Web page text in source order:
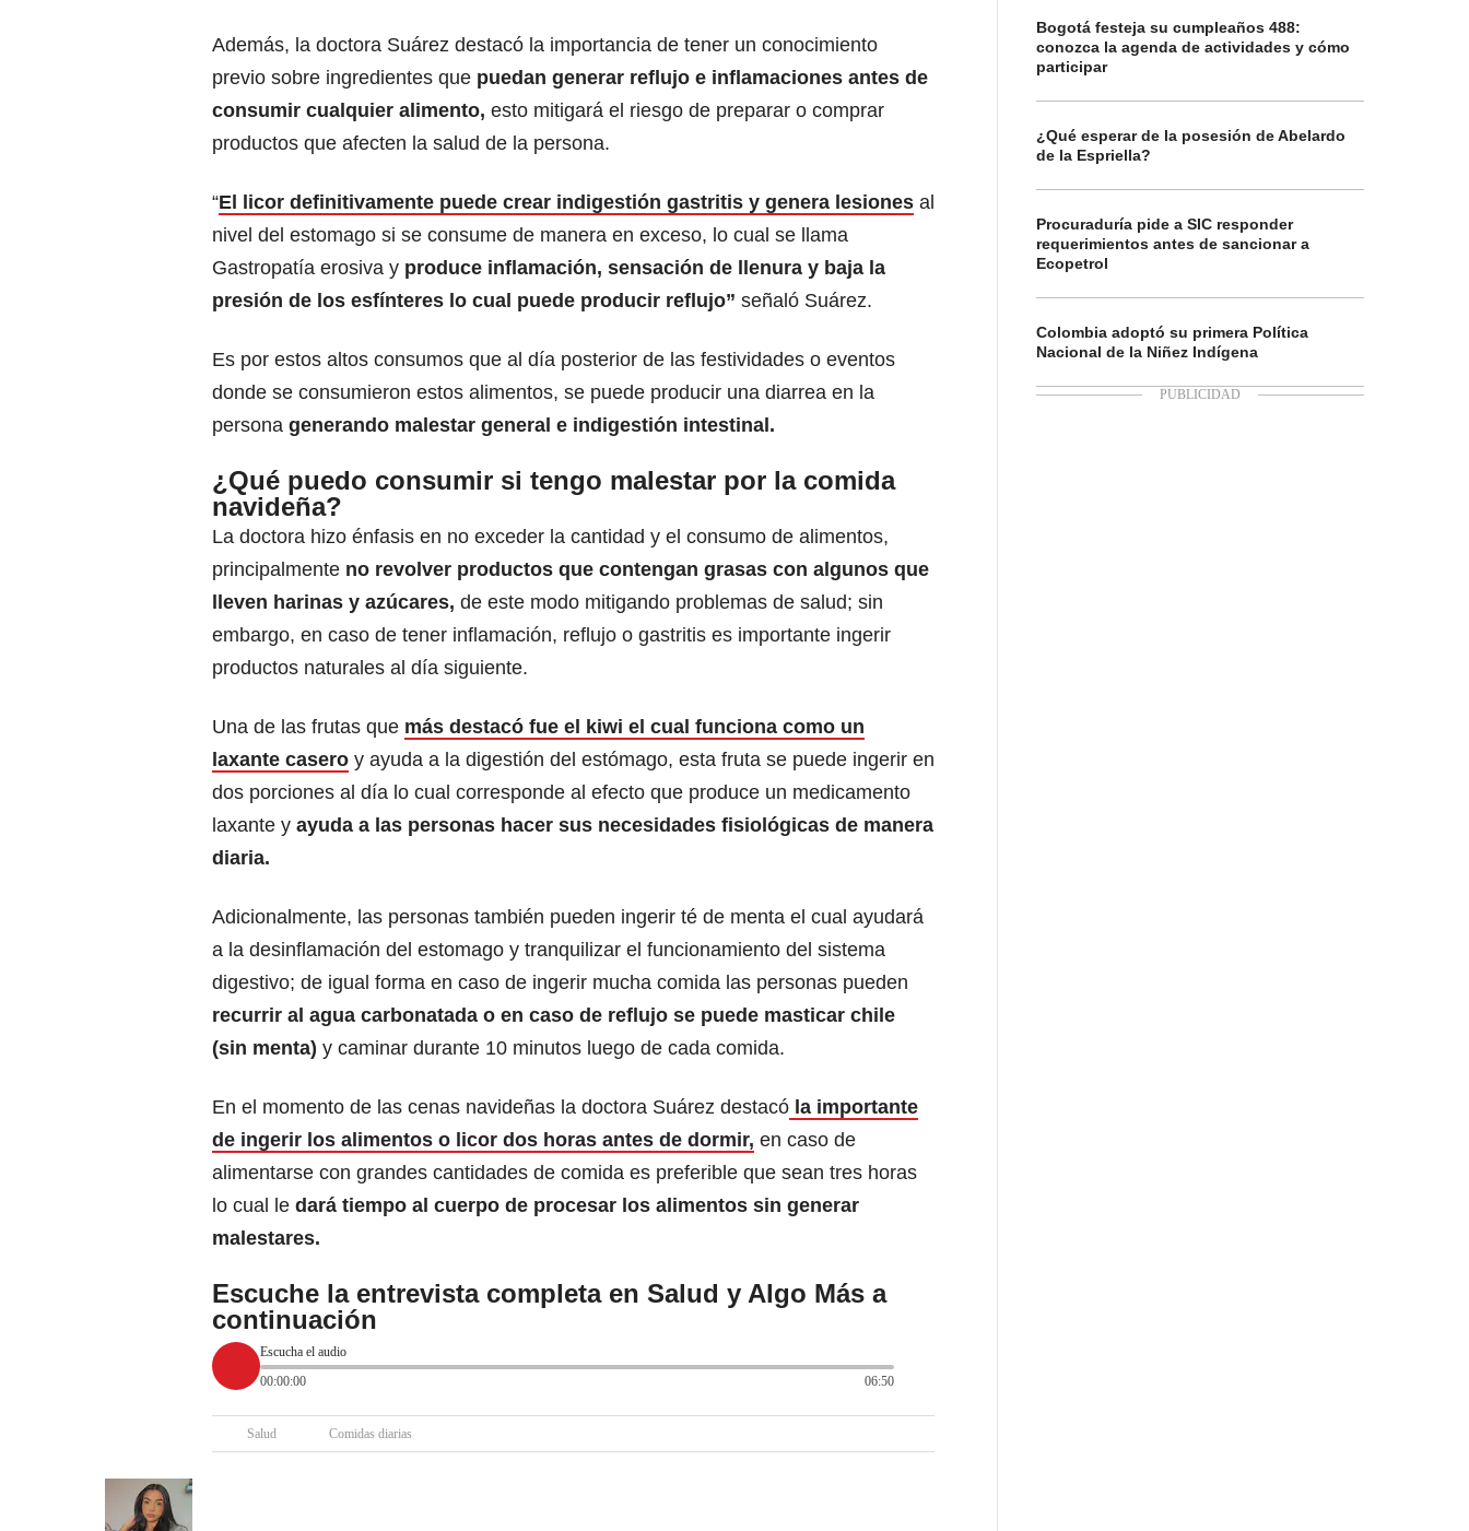
Además, la doctora Suárez destacó la importancia de tener un conocimiento
previo sobre ingredientes que puedan generar reflujo e inflamaciones antes de
consumir cualquier alimento, esto mitigará el riesgo de preparar o comprar
productos que afecten la salud de la persona.
“El licor definitivamente puede crear indigestión gastritis y genera lesiones al
nivel del estomago si se consume de manera en exceso, lo cual se llama
Gastropatía erosiva y produce inflamación, sensación de llenura y baja la
presión de los esfínteres lo cual puede producir reflujo” señaló Suárez.
Es por estos altos consumos que al día posterior de las festividades o eventos
donde se consumieron estos alimentos, se puede producir una diarrea en la
persona generando malestar general e indigestión intestinal.
¿Qué puedo consumir si tengo malestar por la comida
navideña?
La doctora hizo énfasis en no exceder la cantidad y el consumo de alimentos,
principalmente no revolver productos que contengan grasas con algunos que
lleven harinas y azúcares, de este modo mitigando problemas de salud; sin
embargo, en caso de tener inflamación, reflujo o gastritis es importante ingerir
productos naturales al día siguiente.
Una de las frutas que más destacó fue el kiwi el cual funciona como un
laxante casero y ayuda a la digestión del estómago, esta fruta se puede ingerir en
dos porciones al día lo cual corresponde al efecto que produce un medicamento
laxante y ayuda a las personas hacer sus necesidades fisiológicas de manera
diaria.
Adicionalmente, las personas también pueden ingerir té de menta el cual ayudará
a la desinflamación del estomago y tranquilizar el funcionamiento del sistema
digestivo; de igual forma en caso de ingerir mucha comida las personas pueden
recurrir al agua carbonatada o en caso de reflujo se puede masticar chile
(sin menta) y caminar durante 10 minutos luego de cada comida.
En el momento de las cenas navideñas la doctora Suárez destacó la importante
de ingerir los alimentos o licor dos horas antes de dormir, en caso de
alimentarse con grandes cantidades de comida es preferible que sean tres horas
lo cual le dará tiempo al cuerpo de procesar los alimentos sin generar
malestares.
Escuche la entrevista completa en Salud y Algo Más a
continuación
Escucha el audio
00:00:00
06:50
Salud Comidas diarias
Bogotá festeja su cumpleaños 488:
conozca la agenda de actividades y cómo
participar
¿Qué esperar de la posesión de Abelardo
de la Espriella?
Procuraduría pide a SIC responder
requerimientos antes de sancionar a
Ecopetrol
Colombia adoptó su primera Política
Nacional de la Niñez Indígena